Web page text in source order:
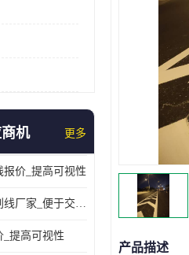
机 更多
报价_提高可视性
卫辉市小区划线厂家_便于交通管理
_提高可视性
产品描述